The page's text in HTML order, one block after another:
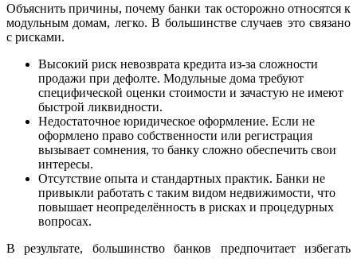
Объяснить причины, почему банки так осторожно относятся к
модульным домам, легко. В большинстве случаев это связано
с рисками.
Высокий риск невозврата кредита из-за сложности
продажи при дефолте. Модульные дома требуют
специфической оценки стоимости и зачастую не имеют
быстрой ликвидности.
Недостаточное юридическое оформление. Если не
оформлено право собственности или регистрация
вызывает сомнения, то банку сложно обеспечить свои
интересы.
Отсутствие опыта и стандартных практик. Банки не
привыкли работать с таким видом недвижимости, что
повышает неопределённость в рисках и процедурных
вопросах.
В результате, большинство банков предпочитает избегать